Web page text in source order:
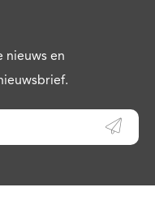
nieuws en